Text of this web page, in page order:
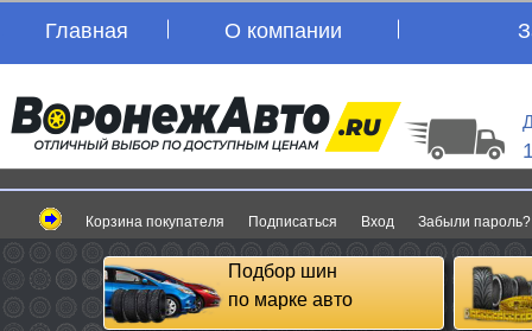
Главная О компании
Корзина покупателя Подписаться Вход Забыли пароль?
Подбор шин
по марке авто